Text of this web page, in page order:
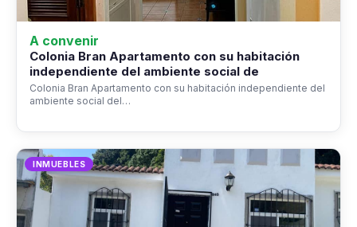
A convenir
Colonia Bran Apartamento con su habitación
independiente del ambiente social de
Colonia Bran Apartamento con su habitación independiente del
ambiente social del…
INMUEBLES